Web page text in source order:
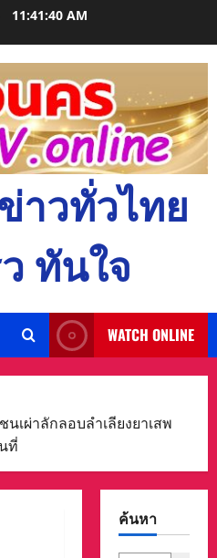
11:41:41 AM
าวทั่วไทย
ทันใจ
WATCH ONLINE
เผ่าลักลอบลำเลียงยาเสพ
ที่
ค้นหา